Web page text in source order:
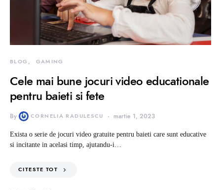
BLOG GAMING
Cele mai bune jocuri video educationale
pentru baieti si fete
By CORNELIA RADULESCU martie 1, 2023
Exista o serie de jocuri video gratuite pentru baieti care sunt educative
si incitante in acelasi timp, ajutandu-i…
CITESTE TOT